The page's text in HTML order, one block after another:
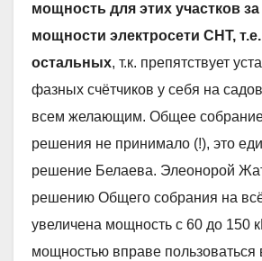
мощность для этих участков за
мощности электросети СНТ, т.е.
остальных, т.к. препятствует
фазных счётчиков у себя на
всем желающим. Общее собрание
решения не принимало (!), это
решение Белаева. Элеонорой
решению Общего собрания на
увеличена мощность с 60 до 150
мощностью вправе пользоваться